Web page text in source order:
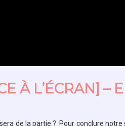
À L’ÉCRAN] –
de la partie ? Pour conclure